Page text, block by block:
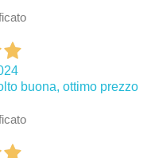
buona, ottimo prezzo